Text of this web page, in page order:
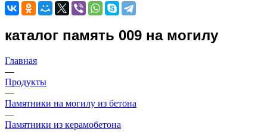
каталог память 009 на могилу
Главная
—
Продукты
—
Памятники на могилу из бетона
—
Памятники из керамобетона